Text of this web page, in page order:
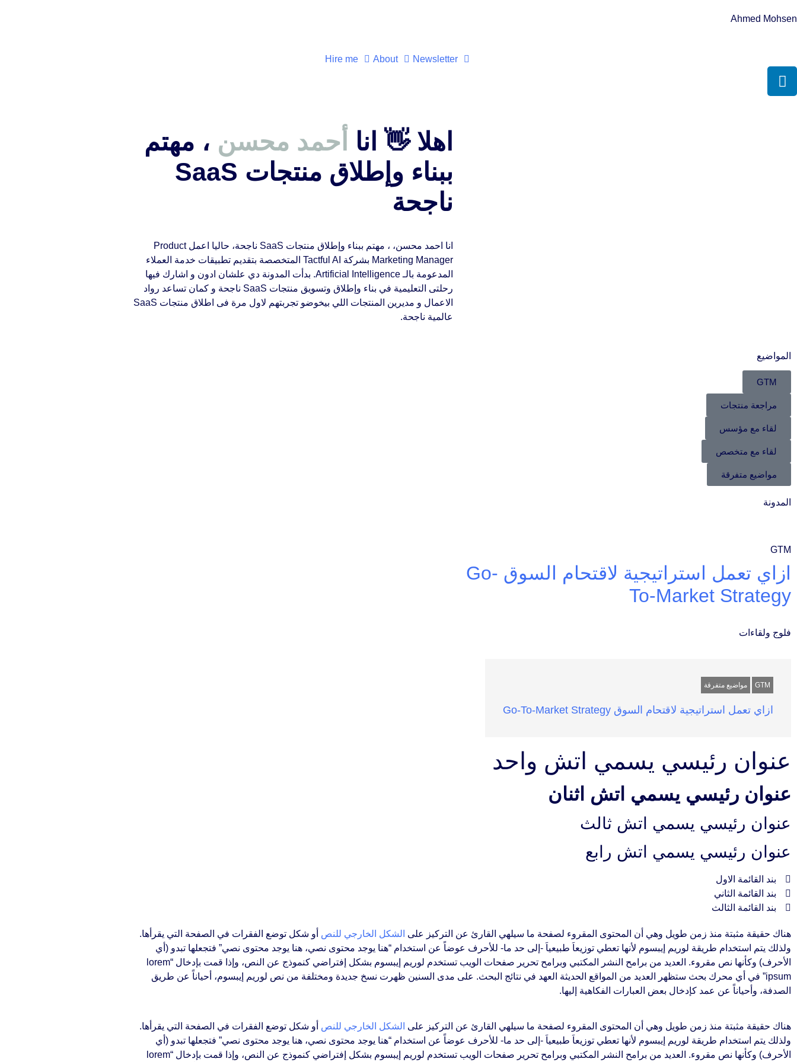
Ahmed Mohsen
Newsletter
About
Hire me
اهلا 👋 انا أحمد محسن ، مهتم
ببناء وإطلاق منتجات SaaS
ناجحة
انا احمد محسن، ، مهتم ببناء وإطلاق منتجات SaaS ناجحة، حاليا اعمل Product
Marketing Manager بشركة Tactful AI المتخصصة بتقديم تطبيقات خدمة العملاء
المدعومة بالـ Artificial Intelligence. بدأت المدونة دي علشان ادون و اشارك فيها
رحلتى التعليمية في بناء وإطلاق وتسويق منتجات SaaS ناجحة و كمان تساعد رواد
الاعمال و مديرين المنتجات اللي بيخوضو تجربتهم لاول مرة فى اطلاق منتجات SaaS
عالمية ناجحة.
المواضيع
GTM
مراجعة منتجات
لقاء مع مؤسس
لقاء مع متخصص
مواضيع متفرقة
المدونة
GTM
ازاي تعمل استراتيجية لاقتحام السوق Go-
To-Market Strategy
فلوج ولقاءات
GTM مواضيع متفرقة
ازاي تعمل استراتيجية لاقتحام السوق Go-To-Market Strategy
عنوان رئيسي يسمي اتش واحد
عنوان رئيسي يسمي اتش اثنان
عنوان رئيسي يسمي اتش ثالث
عنوان رئيسي يسمي اتش رابع
بند القائمة الاول
بند القائمة الثاني
بند القائمة الثالث
هناك حقيقة مثبتة منذ زمن طويل وهي أن المحتوى المقروء لصفحة ما سيلهي القارئ عن التركيز على الشكل الخارجي للنص أو شكل توضع الفقرات في الصفحة التي يقرأها.
ولذلك يتم استخدام طريقة لوريم إيبسوم لأنها تعطي توزيعاَ طبيعياَ -إلى حد ما- للأحرف عوضاً عن استخدام “هنا يوجد محتوى نصي، هنا يوجد محتوى نصي” فتجعلها تبدو (أي
الأحرف) وكأنها نص مقروء. العديد من برامح النشر المكتبي وبرامح تحرير صفحات الويب تستخدم لوريم إيبسوم بشكل إفتراضي كنموذج عن النص، وإذا قمت بإدخال “lorem
ipsum” في أي محرك بحث ستظهر العديد من المواقع الحديثة العهد في نتائج البحث. على مدى السنين ظهرت نسخ جديدة ومختلفة من نص لوريم إيبسوم، أحياناً عن طريق
الصدفة، وأحياناً عن عمد كإدخال بعض العبارات الفكاهية إليها.
هناك حقيقة مثبتة منذ زمن طويل وهي أن المحتوى المقروء لصفحة ما سيلهي القارئ عن التركيز على الشكل الخارجي للنص أو شكل توضع الفقرات في الصفحة التي يقرأها.
ولذلك يتم استخدام طريقة لوريم إيبسوم لأنها تعطي توزيعاَ طبيعياَ -إلى حد ما- للأحرف عوضاً عن استخدام “هنا يوجد محتوى نصي، هنا يوجد محتوى نصي” فتجعلها تبدو (أي
الأحرف) وكأنها نص مقروء. العديد من برامح النشر المكتبي وبرامح تحرير صفحات الويب تستخدم لوريم إيبسوم بشكل إفتراضي كنموذج عن النص، وإذا قمت بإدخال “lorem